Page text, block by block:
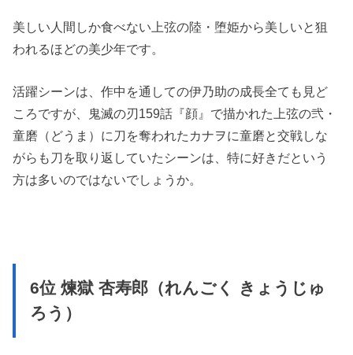
美しい人間しか食べない上弦の陸・堕姫から美しいと狙
われるほどの美少年です。
活躍シーンは、作中を通しての伊乃助の成長全ても見ど
ころですが、鬼滅の刃159話『顔』で描かれた上弦の弐・
童磨（どうま）に刀を奪われたカナヲに童磨と交戦しな
がらも刀を取り返していたシーンは、特に好きだという
方は多いのではないでしょうか。
6位 煉獄 杏寿郎（れんごく きょうじゅ
ろう）